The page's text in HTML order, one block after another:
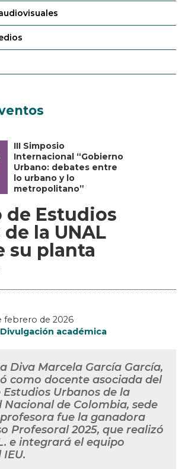
III Simposio
Internacional “Gobierno
Urbano: debates entre
lo urbano y lo
metropolitano”
Estudios
la UNAL
su planta
febrero de 2026
Divulgación académica
Diva Marcela García García,
como docente asociada del
Urbanos de la
Nacional de Colombia, sede
fue la ganadora
Profesoral 2025, que realizó
e integrará el equipo